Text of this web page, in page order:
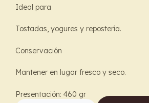
Ideal para
Tostadas, yogures y repostería.
Conservación
Mantener en lugar fresco y seco.
Presentación: 460 gr